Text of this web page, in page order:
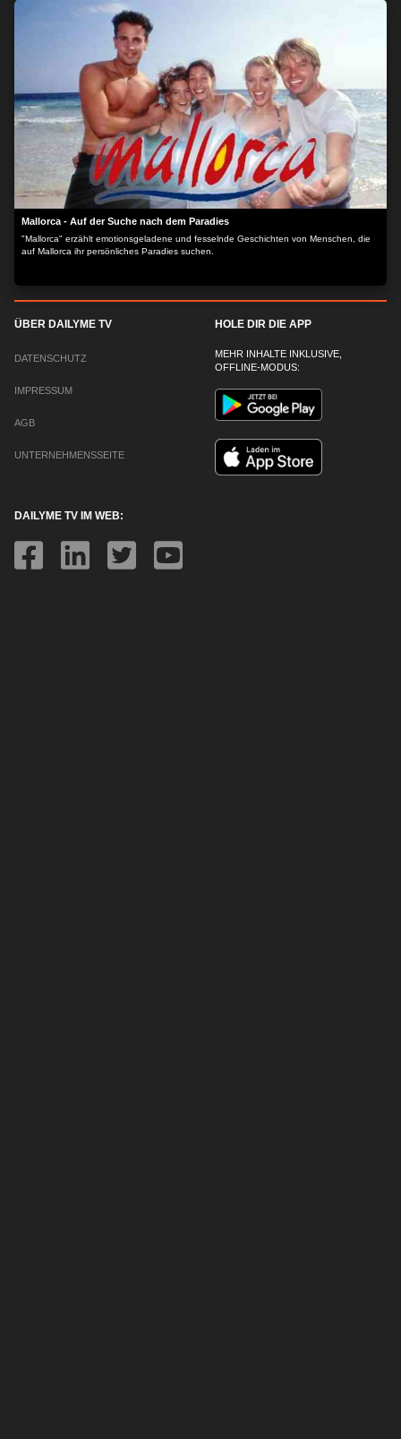
Mallorca - Auf der Suche nach dem Paradies
"Mallorca" erzählt emotionsgeladene und fesselnde Geschichten von Menschen, die
auf Mallorca ihr persönliches Paradies suchen.
ÜBER DAILYME TV
DATENSCHUTZ
IMPRESSUM
AGB
UNTERNEHMENSSEITE
HOLE DIR DIE APP
MEHR INHALTE INKLUSIVE,
OFFLINE-MODUS:
DAILYME TV IM WEB: